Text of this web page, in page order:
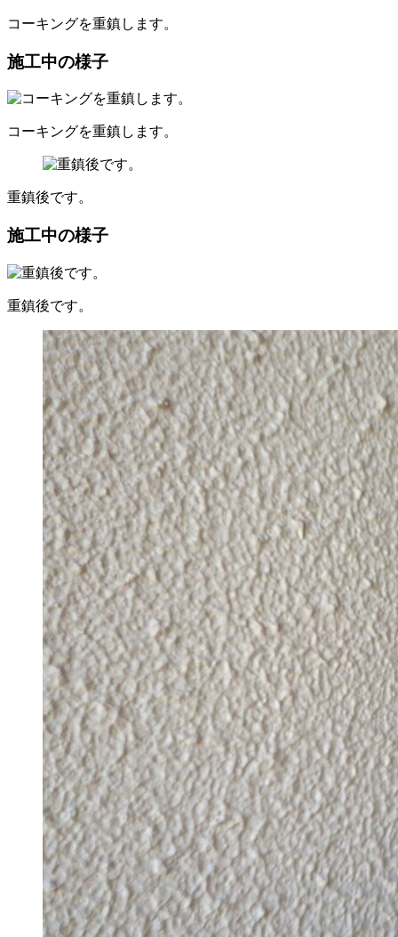
コーキングを重鎮します。
施工中の様子
コーキングを重鎮します。
重鎮後です。
施工中の様子
重鎮後です。